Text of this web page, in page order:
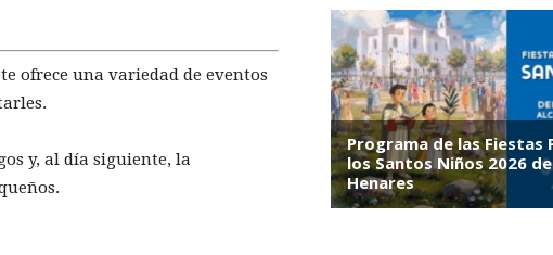
ofrece una variedad de eventos
y, al día siguiente, la